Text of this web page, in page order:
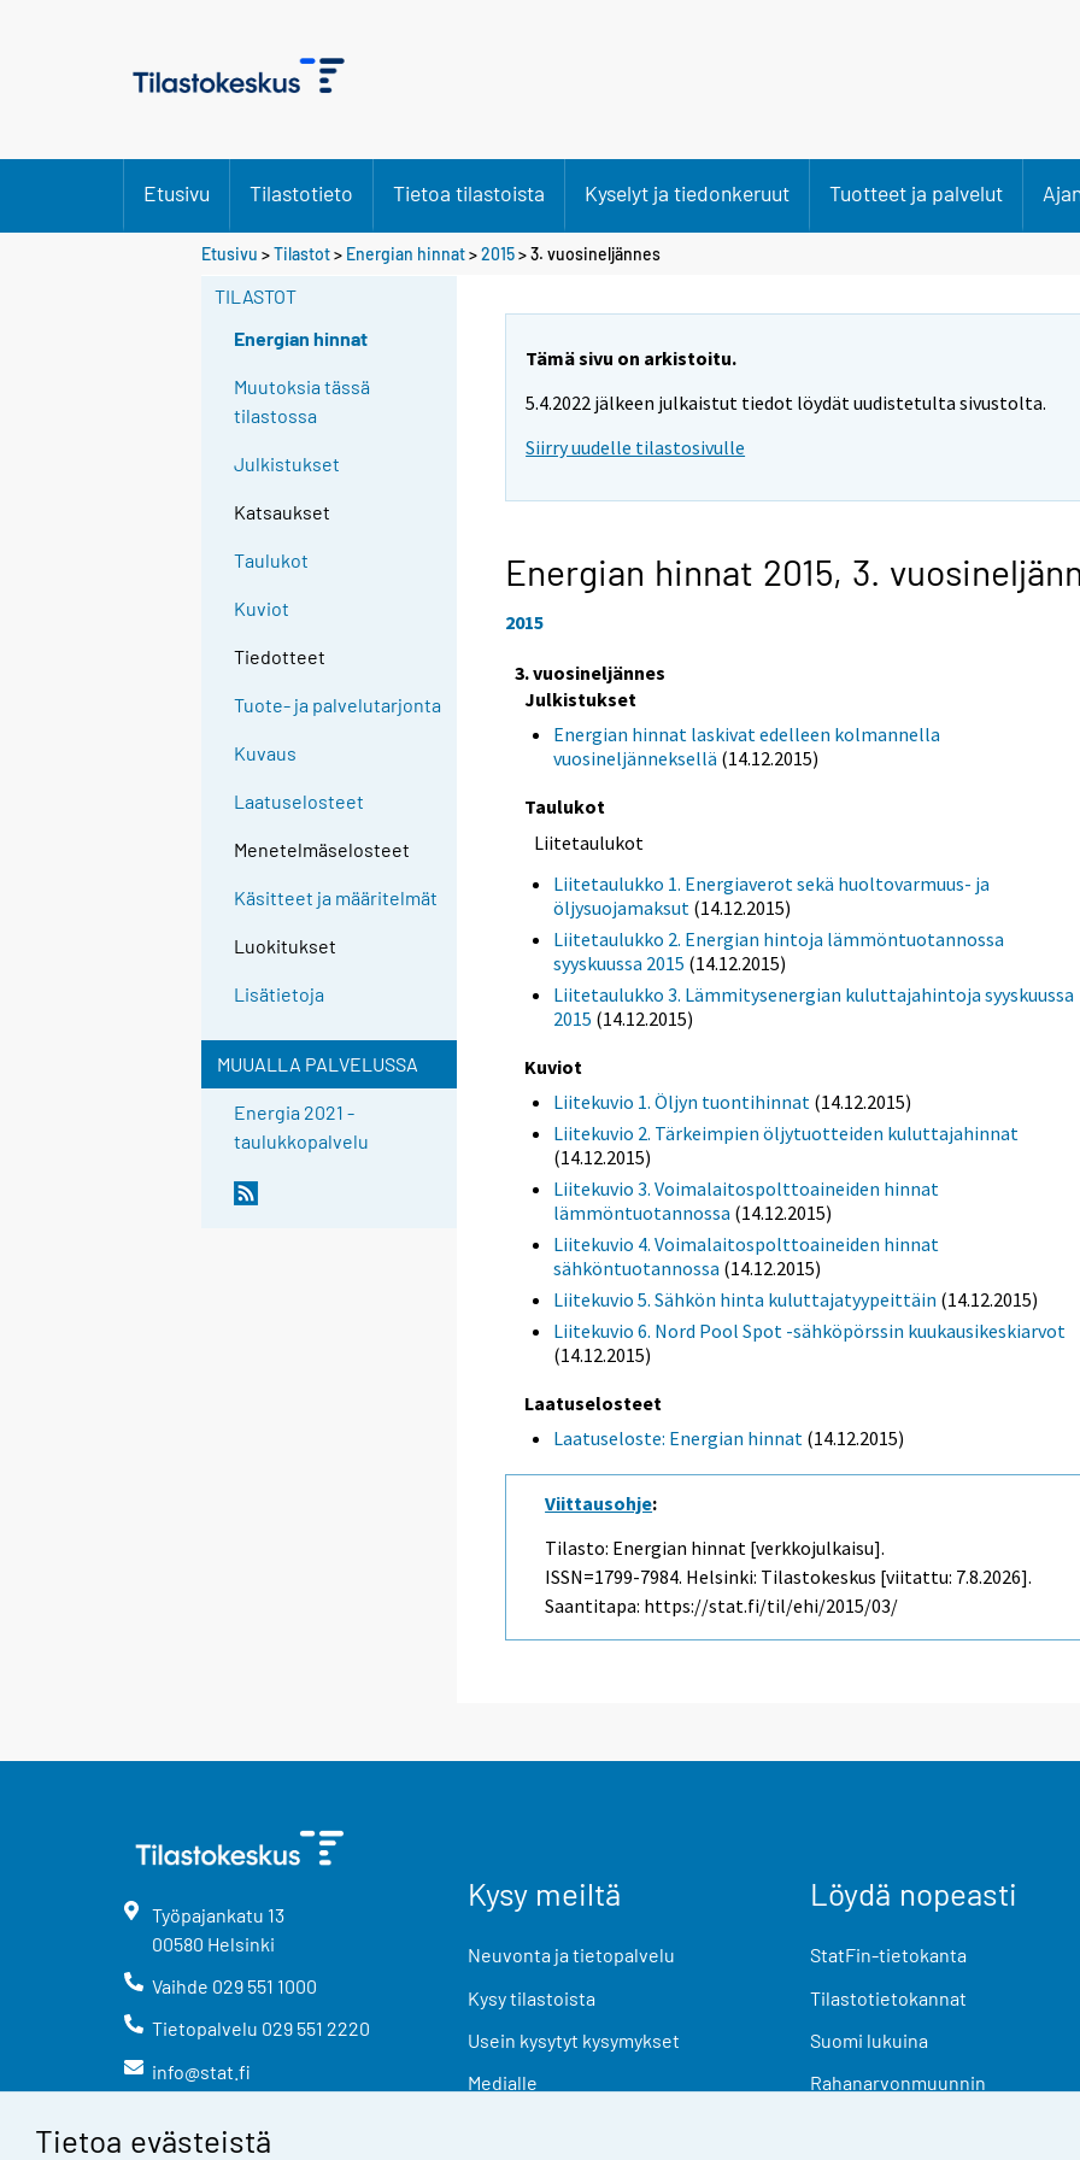
Tietoa evästeistä
Etusivu Tilastotieto Tietoa tilastoista Kyselyt ja tiedonkeruut Tuotteet ja palvelut
Etusivu >Tilastot> Energian hinnat>2015>3. vuosineljännes
TILASTOT
Energian hinnat
Muutoksia tässä
tilastossa
Julkistukset
Katsaukset
Taulukot
Kuviot
Tiedotteet
Tuote- ja palvelutarjonta
Kuvaus
Laatuselosteet
Menetelmäselosteet
Käsitteet ja määritelmät
Luokitukset
Lisätietoja
MUUALLA PALVELUSSA
Energia 2021 -
taulukkopalvelu
Tämä sivu on arkistoitu.
5.4.2022 jälkeen julkaistut tiedot löydät uudistetulta sivustolta.
Siirry uudelle tilastosivulle
Energian hinnat 2015, 3.
2015
3. vuosineljännes
Julkistukset
Energian hinnat laskivat edelleen kolmannella
vuosineljänneksellä (14.12.2015)
Taulukot
Liitetaulukot
Liitetaulukko 1. Energiaverot sekä huoltovarmuus- ja
öljysuojamaksut (14.12.2015)
Liitetaulukko 2. Energian hintoja lämmöntuotannossa
syyskuussa 2015 (14.12.2015)
Liitetaulukko 3. Lämmitysenergian kuluttajahintoja syyskuussa
2015 (14.12.2015)
Kuviot
Liitekuvio 1. Öljyn tuontihinnat (14.12.2015)
Liitekuvio 2. Tärkeimpien öljytuotteiden kuluttajahinnat
(14.12.2015)
Liitekuvio 3. Voimalaitospolttoaineiden hinnat
lämmöntuotannossa (14.12.2015)
Liitekuvio 4. Voimalaitospolttoaineiden hinnat
sähköntuotannossa (14.12.2015)
Liitekuvio 5. Sähkön hinta kuluttajatyypeittäin (14.12.2015)
Liitekuvio 6. Nord Pool Spot -sähköpörssin kuukausikeskiarvot
(14.12.2015)
Laatuselosteet
Laatuseloste: Energian hinnat (14.12.2015)
Viittausohje:
Tilasto: Energian hinnat [verkkojulkaisu].
ISSN=1799-7984. Helsinki: Tilastokeskus [viitattu: 7.8.2026].
Saantitapa: https://stat.fi/til/ehi/2015/03/
Työpajankatu 13
00580 Helsinki
Vaihde 029 551 1000
Tietopalvelu 029 551 2220
info@stat.fi
Kysy meiltä
Neuvonta ja tietopalvelu
Kysy tilastoista
Usein kysytyt kysymykset
Medialle
Löydä nopeasti
StatFin-tietokanta
Tilastotietokannat
Suomi lukuina
Rahanarvonmuunnin